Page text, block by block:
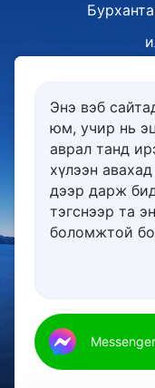
асар их
асар их
Петр олон
Энэ вэб
юм, учир нь
аврал танд
хүлээн
дээр дарж
тэгснээр та
боломжтой